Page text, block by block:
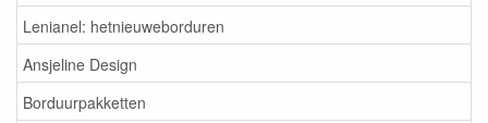
Lenianel: hetnieuweborduren
Ansjeline Design
Borduurpakketten